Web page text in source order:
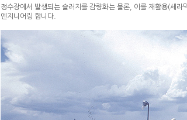
정수장에서 발생되는 슬러지를 감량화는 물론, 이를 재활용(세
엔지니어링 합니다.